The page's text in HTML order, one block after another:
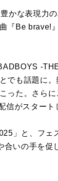
かな表現力
『Be brave!
-
でも話題に
った。さら
信がスタート
」と、フ
いの手を